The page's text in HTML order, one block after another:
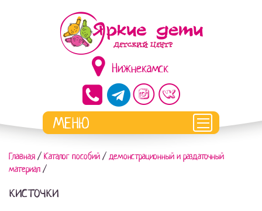
Нижнекамск
Главная / Каталог пособий / демонстрационный и раздаточный
материал /
кисточки